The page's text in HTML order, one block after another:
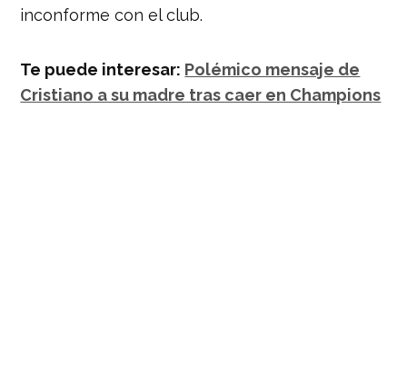
inconforme con el club.
Te puede interesar: Polémico mensaje de
Cristiano a su madre tras caer en Champions